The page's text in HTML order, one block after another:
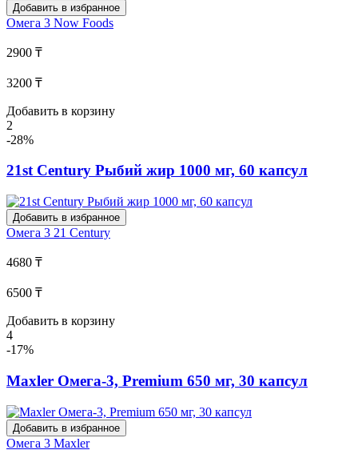
Добавить в избранное
Омега 3 Now Foods
2900 ₸
3200 ₸
Добавить в корзину
2
-28%
21st Century Рыбий жир 1000 мг, 60 капсул
Добавить в избранное
Омега 3 21 Century
4680 ₸
6500 ₸
Добавить в корзину
4
-17%
Maxler Омега-3, Premium 650 мг, 30 капсул
Добавить в избранное
Омега 3 Maxler